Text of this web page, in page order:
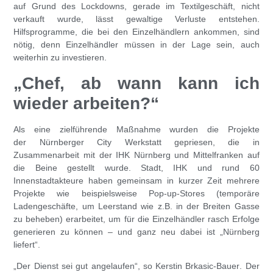
auf Grund des Lockdowns, gerade im Textilgeschäft, nicht
verkauft wurde, lässt gewaltige Verluste entstehen.
Hilfsprogramme, die bei den Einzelhändlern ankommen, sind
nötig, denn Einzelhändler müssen in der Lage sein, auch
weiterhin zu investieren.
„Chef, ab wann kann ich
wieder arbeiten?“
Als eine zielführende Maßnahme wurden die Projekte
der Nürnberger City Werkstattgepriesen, die in
Zusammenarbeit mit der IHK Nürnberg und Mittelfranken auf
die Beine gestellt wurde. Stadt, IHK und rund 60
Innenstadtakteure haben gemeinsam in kurzer Zeit mehrere
Projekte wie beispielsweise Pop-up-Stores (temporäre
Ladengeschäfte, um Leerstand wie z.B. in der Breiten Gasse
zu beheben) erarbeitet, um für die Einzelhändler rasch Erfolge
generieren zu können – und ganz neu dabei ist „ Nürnberg
liefert“.
„Der Dienst sei gut angelaufen“, so Kerstin Brkasic-Bauer. Der